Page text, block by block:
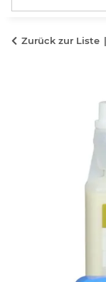
Zurück zur Liste